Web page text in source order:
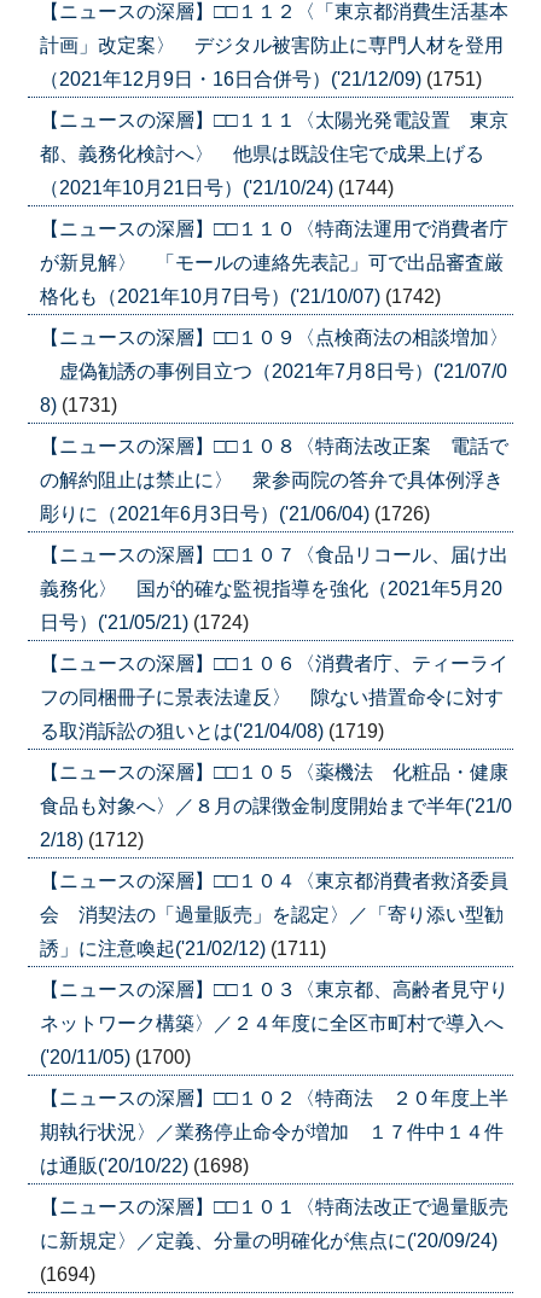
【ニュースの深層】□□１１２〈「東京都消費生活基本
計画」改定案〉 デジタル被害防止に専門人材を登用
（2021年12月9日・16日合併号）('21/12/09) (1751)
【ニュースの深層】□□１１１〈太陽光発電設置 東京
都、義務化検討へ〉 他県は既設住宅で成果上げる
（2021年10月21日号）('21/10/24) (1744)
【ニュースの深層】□□１１０〈特商法運用で消費者庁
が新見解〉 「モールの連絡先表記」可で出品審査厳
格化も（2021年10月7日号）('21/10/07) (1742)
【ニュースの深層】□□１０９〈点検商法の相談増加〉
虚偽勧誘の事例目立つ（2021年7月8日号）('21/07/0
8) (1731)
【ニュースの深層】□□１０８〈特商法改正案 電話で
の解約阻止は禁止に〉 衆参両院の答弁で具体例浮き
彫りに（2021年6月3日号）('21/06/04) (1726)
【ニュースの深層】□□１０７〈食品リコール、届け出
義務化〉 国が的確な監視指導を強化（2021年5月20
日号）('21/05/21) (1724)
【ニュースの深層】□□１０６〈消費者庁、ティーライ
フの同梱冊子に景表法違反〉 隙ない措置命令に対す
る取消訴訟の狙いとは('21/04/08) (1719)
【ニュースの深層】□□１０５〈薬機法 化粧品・健康
食品も対象へ〉／８月の課徴金制度開始まで半年('21/0
2/18) (1712)
【ニュースの深層】□□１０４〈東京都消費者救済委員
会 消契法の「過量販売」を認定〉／「寄り添い型勧
誘」に注意喚起('21/02/12) (1711)
【ニュースの深層】□□１０３〈東京都、高齢者見守り
ネットワーク構築〉／２４年度に全区市町村で導入へ
('20/11/05) (1700)
【ニュースの深層】□□１０２〈特商法 ２０年度上半
期執行状況〉／業務停止命令が増加 １７件中１４件
は通販('20/10/22) (1698)
【ニュースの深層】□□１０１〈特商法改正で過量販売
に新規定〉／定義、分量の明確化が焦点に('20/09/24)
(1694)